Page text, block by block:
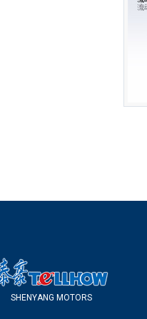
SHENYANG MOTORS